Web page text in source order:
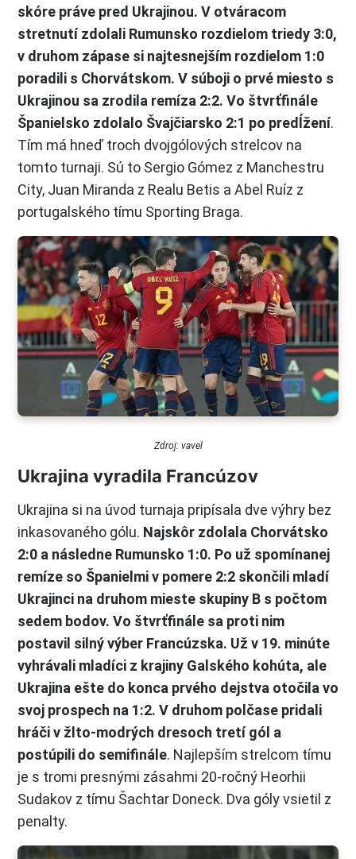
skóre práve pred Ukrajinou. V otváracom
stretnutí zdolali Rumunsko rozdielom triedy 3:0,
v druhom zápase si najtesnejším rozdielom 1:0
poradili s Chorvátskom. V súboji o prvé miesto s
Ukrajinou sa zrodila remíza 2:2. Vo štvrťfinále
Španielsko zdolalo Švajčiarsko 2:1 po predĺžení.
Tím má hneď troch dvojgólových strelcov na
tomto turnaji. Sú to Sergio Gómez z Manchestru
City, Juan Miranda z Realu Betis a Abel Ruíz z
portugalského tímu Sporting Braga.
Zdroj: vavel
Ukrajina vyradila Francúzov
Ukrajina si na úvod turnaja pripísala dve výhry bez
inkasovaného gólu. Najskôr zdolala Chorvátsko
2:0 a následne Rumunsko 1:0. Po už spomínanej
remíze so Španielmi v pomere 2:2 skončili mladí
Ukrajinci na druhom mieste skupiny B s počtom
sedem bodov. Vo štvrťfinále sa proti nim
postavil silný výber Francúzska. Už v 19. minúte
vyhrávali mladíci z krajiny Galského kohúta, ale
Ukrajina ešte do konca prvého dejstva otočila vo
svoj prospech na 1:2. V druhom polčase pridali
hráči v žlto-modrých dresoch tretí gól a
postúpili do semifinále. Najlepším strelcom tímu
je s tromi presnými zásahmi 20-ročný Heorhii
Sudakov z tímu Šachtar Doneck. Dva góly vsietil z
penalty.